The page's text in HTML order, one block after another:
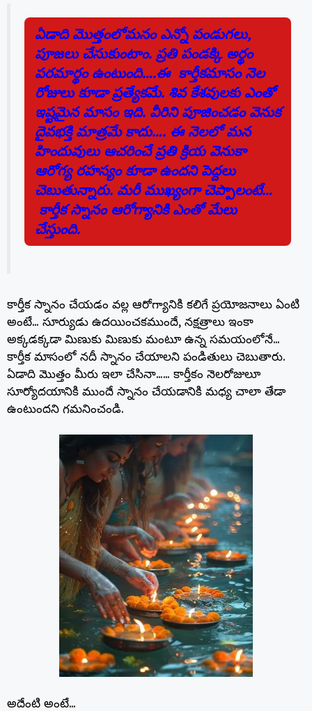
k
ఏడాది మొత్తంలోమనం ఎన్నో పండుగలు,
పూజలు చేసుకుంటాం. ప్రతి పండక్కి అర్థం
పరమార్థం ఉంటుంది….ఈ కార్తీకమాసం నెల
రోజులు కూడా ప్రత్యేకమే. శివ కేశవులకు ఎంతో
ఇష్టమైన మాసం ఇది. వీరిని పూజించడం వెనుక
దైవభక్తి మాత్రమే కాదు…. ఈ నెలలో మన
హిందువులు ఆచరించే ప్రతి క్రియ వెనుకా
ఆరోగ్య రహస్యం కూడా ఉందని పెద్దలు
చెబుతున్నారు. మరీ ముఖ్యంగా చెప్పాలంటే…
కార్తీక స్నానం ఆరోగ్యానికి ఎంతో మేలు
చేస్తుంది.
కార్తీక స్నానం చేయడం వల్ల ఆరోగ్యానికి కలిగే ప్రయోజనాలు ఏంటి
అంటే… సూర్యుడు ఉదయించకముందే, నక్షత్రాలు ఇంకా
అక్కడక్కడా మిణుకు మిణుకు మంటూ ఉన్న సమయంలోనే…
కార్తీక మాసంలో నదీ స్నానం చేయాలని పండితులు చెబుతారు.
ఏడాది మొత్తం మీరు ఇలా చేసినా…… కార్తీకం నెలరోజులూ
సూర్యోదయానికి ముందే స్నానం చేయడానికి మధ్య చాలా తేడా
ఉంటుందని గమనించండి.
అదేంటి అంటే…